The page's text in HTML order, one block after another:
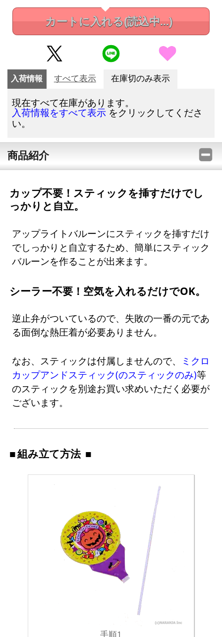
カートに入れる(読込中...)
入荷情報 すべて表示 在庫切のみ表示
現在すべて在庫があります。
入荷情報をすべて表示 をクリックしてくださ
い。
商品紹介
カップ不要！スティックを挿すだけでし
っかりと自立。
アップライトバルーンにスティックを挿すだけ
でしっかりと自立するため、簡単にスティック
バルーンを作ることが出来ます。
シーラー不要！空気を入れるだけでOK。
逆止弁がついているので、失敗の一番の元であ
る面倒な熱圧着が必要ありません。
なお、スティックは付属しませんので、
ミクロ
カップアンドスティック(のスティックのみ)等
のスティックを別途お買い求めいただく必要が
ございます。
組み立て方法
手順1